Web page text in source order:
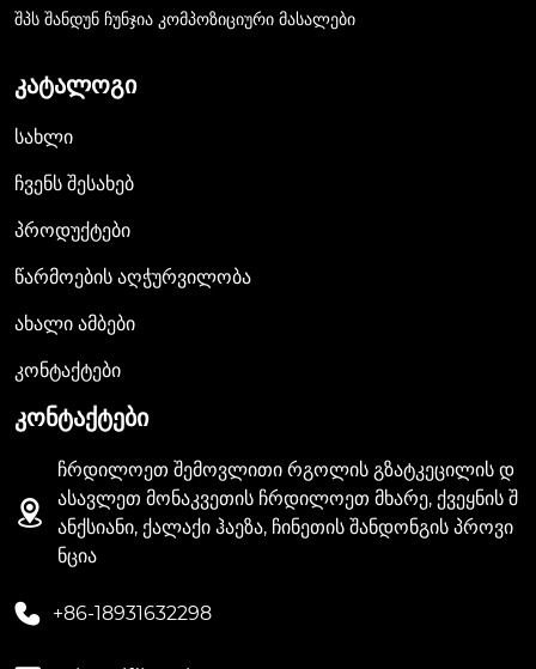
შპს შანდუნ ჩუნჯია კომპოზიციური მასალები
ᲙᲐᲢᲐᲚᲝᲒᲘ
Სახლი
Ჩვენს Შესახებ
Პროდუქტები
Წარმოების Აღჭურვილობა
Ახალი Ამბები
Კონტაქტები
ᲙᲝᲜᲢᲐᲥᲢᲔᲑᲘ

ჩრდილოეთ შემოვლითი რგოლის გზატკეცილის დ
ასავლეთ მონაკვეთის ჩრდილოეთ მხარე, ქვეყნის შ
ანქსიანი, ქალაქი ჰაეზა, ჩინეთის შანდონგის პროვი
ნცია
 +86-18931632298